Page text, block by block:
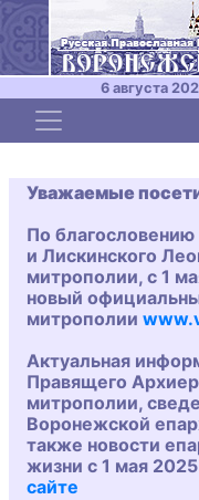
6 августа
Toggle
Уважаемые
По
и Лискинского
митрополии, с 1
новый
митрополии
Актуальная
Правящего
митрополии,
Воронежской
также новости
жизни с 1 мая
сайте